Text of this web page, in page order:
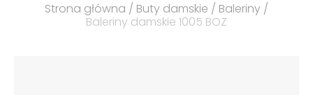
Strona główna Buty damskie
Baleriny
Baleriny damskie 1005 BOZ